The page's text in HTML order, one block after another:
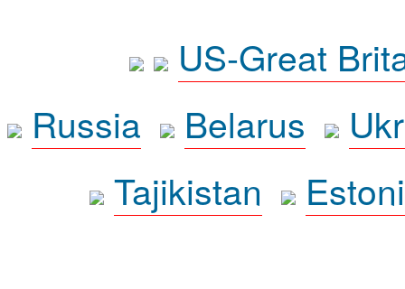
US-Great
Russia
Belarus
Tajikistan